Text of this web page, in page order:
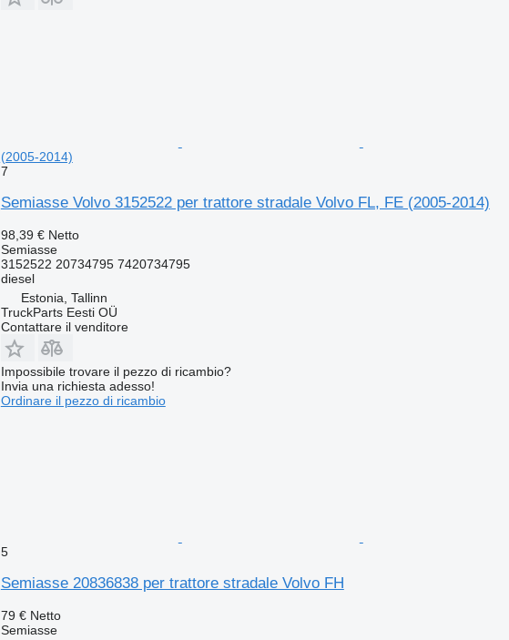
(2005-2014)
7
Semiasse Volvo 3152522 per trattore stradale Volvo FL, FE (2005-2014)
98,39 € Netto
Semiasse
3152522 20734795 7420734795
diesel
Estonia, Tallinn
TruckParts Eesti OÜ
Contattare il venditore
Impossibile trovare il pezzo di ricambio?
Invia una richiesta adesso!
Ordinare il pezzo di ricambio
5
Semiasse 20836838 per trattore stradale Volvo FH
79 € Netto
Semiasse